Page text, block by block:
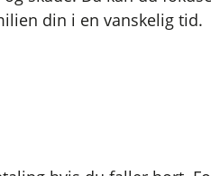
din i en vanskelig tid.